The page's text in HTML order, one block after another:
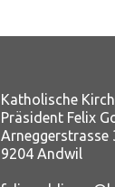
Katholische
Präsident Felix
Arneggerstrasse
9204 Andwil